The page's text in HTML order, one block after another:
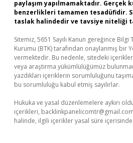
paylaşım yapılmamaktadır. Gerçek
benzerlikleri tamamen tesadüfidir.
taslak halindedir ve tavsiye niteliği
Sitemiz, 5651 Sayılı Kanun gereğince
Kurumu (BTK) tarafından onaylanmış bir
vermektedir. Bu nedenle, sitedeki
veya araştırma yükümlülüğümüz
yazdıkları içeriklerin sorumluluğunu
bu sorumluluğu kabul etmiş sayılırlar.
Hukuka ve yasal düzenlemelere aykırı
içerikleri, backlinkpanelicomtr@gmail.com
halinde, ilgili içerikler yasal süre içerisinde